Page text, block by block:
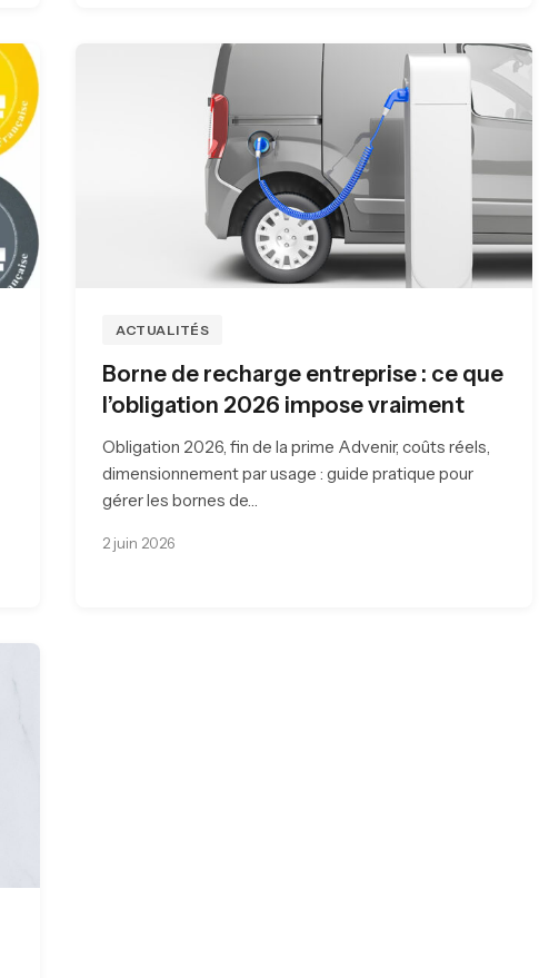
ACTUALITÉS
Borne de recharge entreprise : ce que
l’obligation 2026 impose vraiment
Obligation 2026, fin de la prime Advenir, coûts réels,
dimensionnement par usage : guide pratique pour
gérer les bornes de…
2 juin 2026